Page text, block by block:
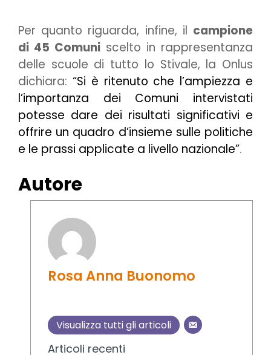
Per quanto riguarda, infine, il campione
di 45 Comuni scelto in rappresentanza
delle scuole di tutto lo Stivale, la Onlus
dichiara: “Si è ritenuto che l’ampiezza e
l’importanza dei Comuni intervistati
potesse dare dei risultati significativi e
offrire un quadro d’insieme sulle politiche
e le prassi applicate a livello nazionale”.
Autore
Rosa Anna Buonomo
Visualizza tutti gli articoli
Articoli recenti